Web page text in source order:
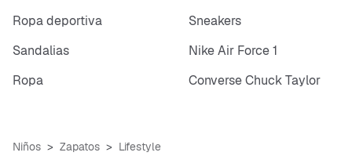
Ropa deportiva
Sneakers
Sandalias
Nike Air Force 1
Ropa
Converse Chuck Taylor
Niños Zapatos Lifestyle